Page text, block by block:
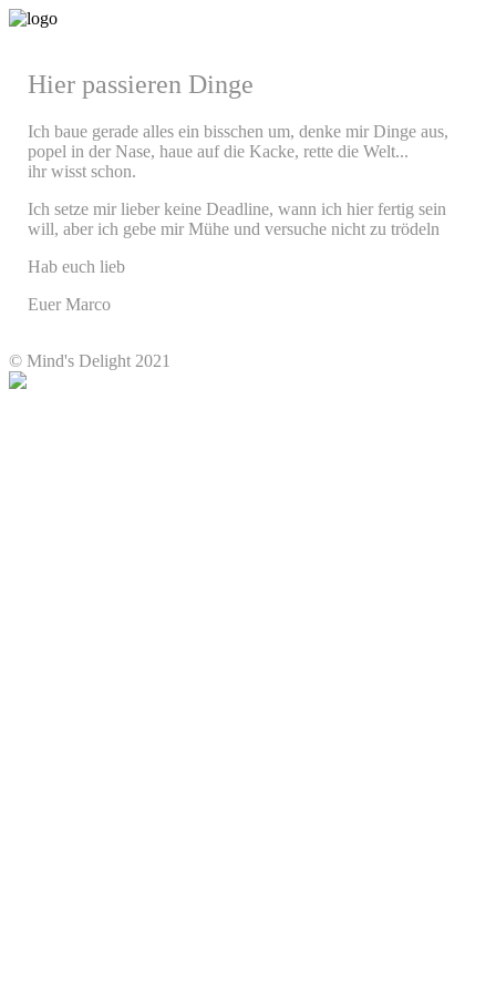
Hier passieren Dinge
Ich baue gerade alles ein bisschen um, denke mir Dinge aus,
popel in der Nase, haue auf die Kacke, rette die Welt...
ihr wisst schon.
Ich setze mir lieber keine Deadline, wann ich hier fertig sein
will, aber ich gebe mir Mühe und versuche nicht zu trödeln
Hab euch lieb
Euer Marco
© Mind's Delight 2021